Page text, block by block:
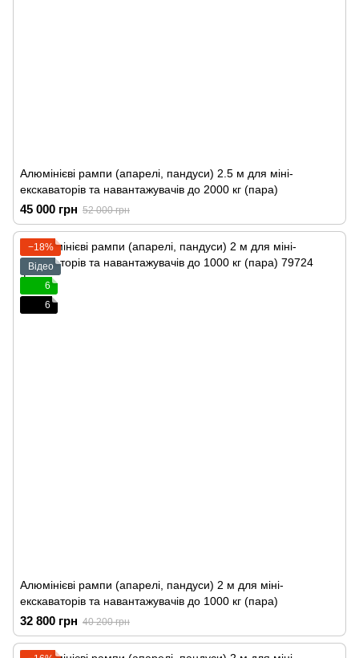
Алюмінієві рампи (апарелі, пандуси) 2.5 м для міні-
екскаваторів та навантажувачів до 2000 кг (пара)
45 000 грн 52 000 грн
−18%
Відео
6
6
Алюмінієві рампи (апарелі, пандуси) 2 м для міні-
екскаваторів та навантажувачів до 1000 кг (пара)
32 800 грн 40 200 грн